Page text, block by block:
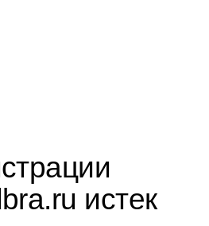
истек